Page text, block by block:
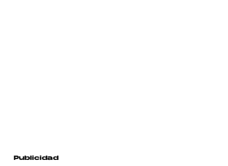
Publicidad